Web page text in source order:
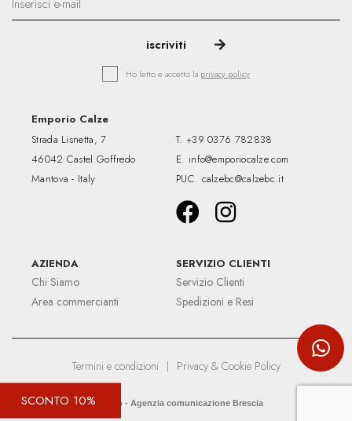
Ho letto e accetto la privacy policy
SCONTO 10%
Emporio Calze
Strada Lisnetta, 7
46042 Castel Goffredo
Mantova - Italy
T. +39 0376 782838
E. info@emporiocalze.com
PUC. calzebc@calzebc.it
AZIENDA
Chi Siamo
Area commercianti
SERVIZIO CLIENTI
Servizio Clienti
Spedizioni e Resi
Termini e condizioni | Privacy & Cookie Policy
Up&Up - Agenzia comunicazione Brescia